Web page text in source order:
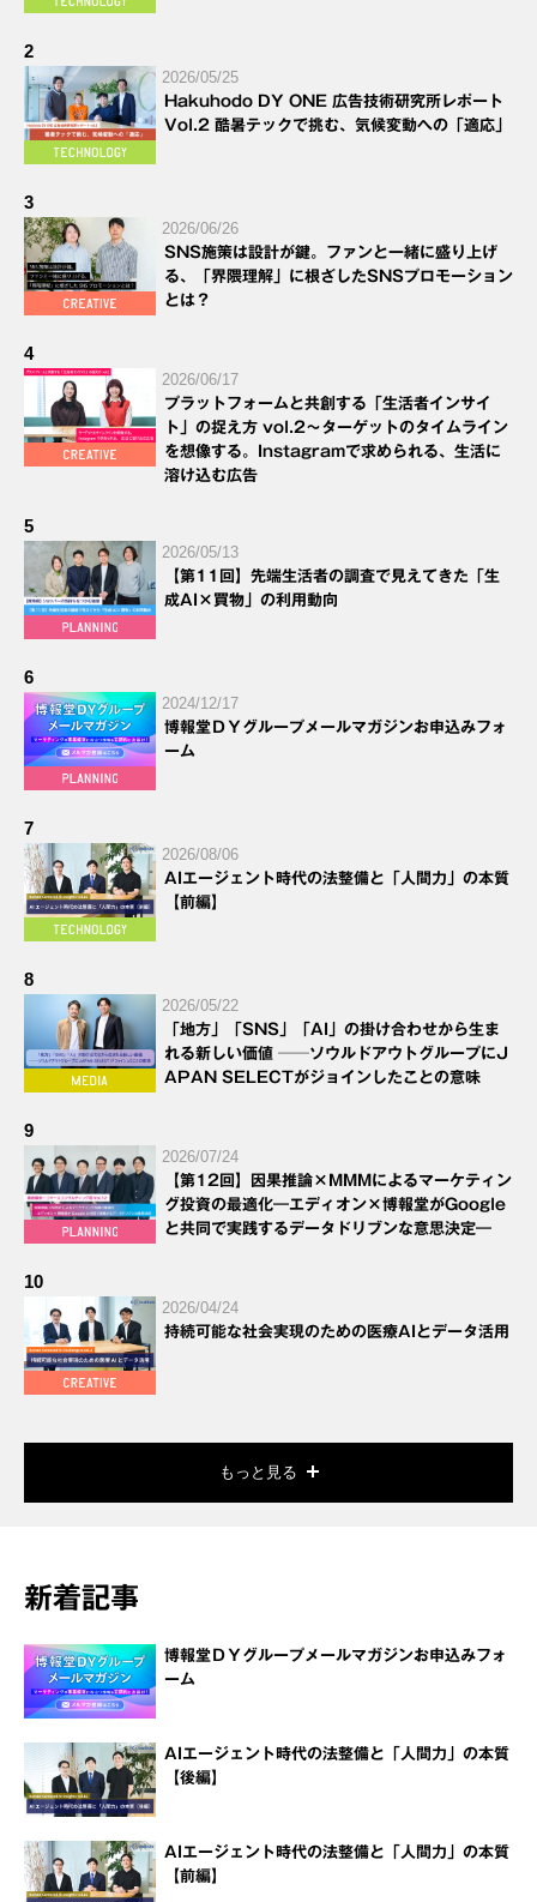
2
2026/05/25
Hakuhodo DY ONE 広告技術研究所レポート
Vol.2 酷暑テックで挑む、気候変動への「適応」
3
2026/06/26
SNS施策は設計が鍵。ファンと一緒に盛り上げ
る、「界隈理解」に根ざしたSNSプロモーション
とは？
4
2026/06/17
プラットフォームと共創する「生活者インサイ
ト」の捉え方 vol.2～ターゲットのタイムライン
を想像する。Instagramで求められる、生活に
溶け込む広告
5
2026/05/13
【第11回】先端生活者の調査で見えてきた「生
成AI×買物」の利用動向
6
2024/12/17
博報堂ＤＹグループメールマガジンお申込みフォ
ーム
7
2026/08/06
AIエージェント時代の法整備と「人間力」の本質
【前編】
8
2026/05/22
「地方」「SNS」「AI」の掛け合わせから生ま
れる新しい価値 ──ソウルドアウトグループにJ
APAN SELECTがジョインしたことの意味
9
2026/07/24
【第12回】因果推論×MMMによるマーケティン
グ投資の最適化―エディオン×博報堂がGoogle
と共同で実践するデータドリブンな意思決定―
10
2026/04/24
持続可能な社会実現のための医療AIとデータ活用
もっと見る
新着記事
博報堂ＤＹグループメールマガジンお申込みフォ
ーム
AIエージェント時代の法整備と「人間力」の本質
【後編】
AIエージェント時代の法整備と「人間力」の本質
【前編】